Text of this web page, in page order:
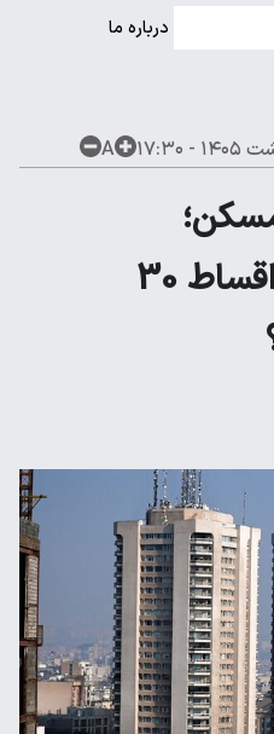
درباره ما
A
متقاضیان از پس اقساط 30